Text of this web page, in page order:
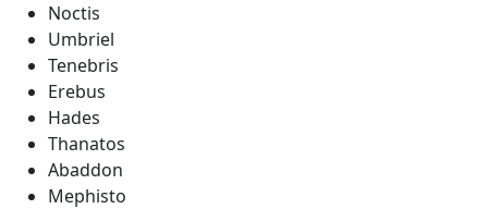
Noctis
Umbriel
Tenebris
Erebus
Hades
Thanatos
Abaddon
Mephisto